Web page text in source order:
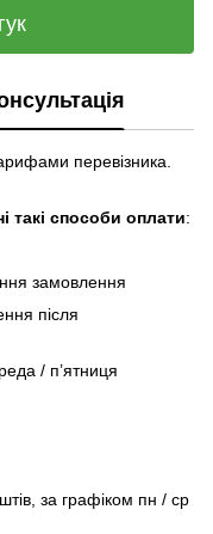
перевізника.
такі способи оплати:
замовлення
після
/ п’ятниця
за графіком пн / ср